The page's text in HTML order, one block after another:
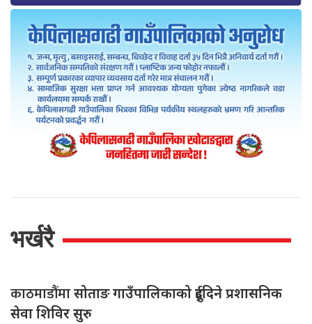
भर्खरै
काठमाडौंमासोताङ गाउँपालिकाको दुईदिने प्रशासनिक
सेवा शिविर सुरु